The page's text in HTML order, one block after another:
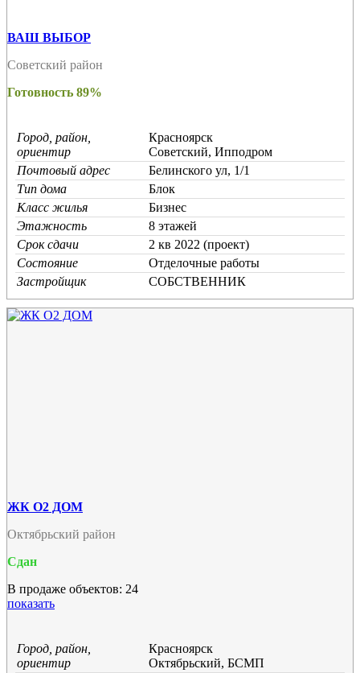
ВАШ ВЫБОР
Советский район
Готовность 89%
Город, район,
ориентир
Красноярск
Советский, Ипподром
Почтовый адрес
Белинского ул, 1/1
Тип дома
Блок
Класс жилья
Бизнес
Этажность
8 этажей
Срок сдачи
2 кв 2022 (проект)
Состояние
Отделочные работы
Застройщик
СОБСТВЕННИК
ЖК О2 ДОМ
Октябрьский район
Сдан
В продаже объектов: 24
показать
Город, район,
ориентир
Красноярск
Октябрьский, БСМП